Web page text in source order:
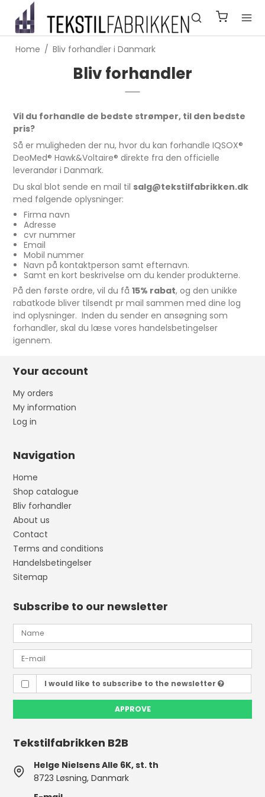
Home / Bliv forhandler i Danmark
Bliv forhandler
Vil du forhandle de bedste strømper, til den bedste
pris?
Så er muligheden der nu, hvor du kan forhandle IQSOX®
DeoMed® Hawk&Voltaire® direkte fra den officielle
leverandør i Danmark.
Du skal blot sende en mail til salg@tekstilfabrikken.dk
med følgende oplysninger:
Firma navn
Adresse
cvr nummer
Email
Mobil nummer
Navn på kontaktperson samt efternavn.
Samt en kort beskrivelse om du kender produkterne.
På den første ordre, vil du få15% rabat, og den unikke
rabatkode bliver tilsendt pr mail sammen med dine log
ind oplysninger. Inden du sender en ansøgning som
forhandler, skal du læse vores handelsbetingelser
igennem.
Your account
My orders
My information
Log in
Navigation
Home
Shop catalogue
Bliv forhandler
About us
Contact
Terms and conditions
Handelsbetingelser
Sitemap
Subscribe to our newsletter
I would like to subscribe to the newsletter
APPROVE
Tekstilfabrikken B2B
Helge Nielsens Alle 6K, st. th
8723 Løsning, Danmark